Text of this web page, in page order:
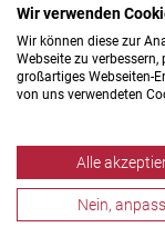
Wir verwenden
Wir können diese zur
Webseite zu
großartiges Webseiten-
von uns verwendeten
Alle
Nein,